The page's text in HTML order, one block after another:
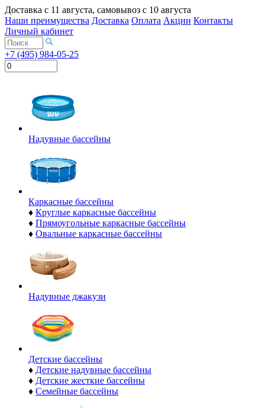
Доставка с 11 августа, самовывоз с 10 августа
Наши преимущества Доставка Оплата Акции Контакты
Личный кабинет
+7 (495) 984-05-25
Надувные бассейны
Каркасные бассейны
♦ Круглые каркасные бассейны
♦ Прямоугольные каркасные бассейны
♦ Овальные каркасные бассейны
Надувные джакузи
Детские бассейны
♦ Детские надувные бассейны
♦ Детские жесткие бассейны
♦ Семейные бассейны